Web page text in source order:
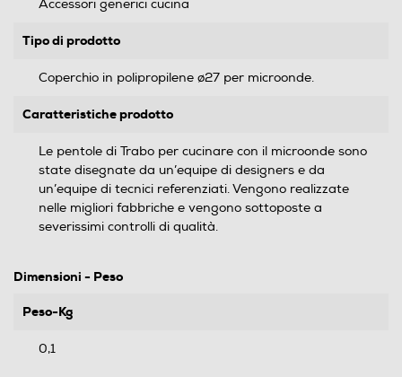
Accessori generici cucina
Tipo di prodotto
Coperchio in polipropilene ø27 per microonde.
Caratteristiche prodotto
Le pentole di Trabo per cucinare con il microonde sono
state disegnate da un’equipe di designers e da
un’equipe di tecnici referenziati. Vengono realizzate
nelle migliori fabbriche e vengono sottoposte a
severissimi controlli di qualità.
Dimensioni - Peso
Peso-Kg
0,1